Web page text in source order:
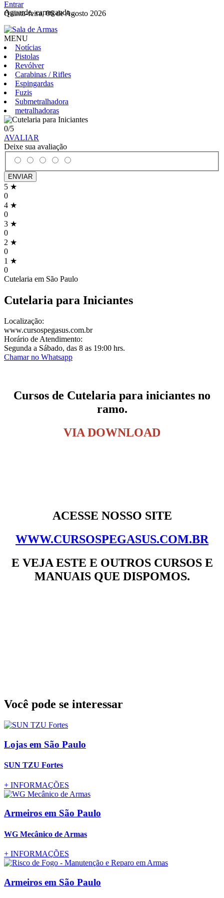
Aguarde, carregando...
Entrar
Quinta-feira, 06 de Agosto 2026
MENU
Notícias
Pistolas
Revólver
Carabinas / Rifles
Espingardas
Fuzis
Submetralhadora
metralhadoras
0/5
AVALIAR
Deixe sua avaliação
ENVIAR
5 ★
0
4 ★
0
3 ★
0
2 ★
0
1 ★
0
Cutelaria em São Paulo
Cutelaria para Iniciantes
Localização:
www.cursospegasus.com.br
Horário de Atendimento:
Segunda a Sábado, das 8 as 19:00 hrs.
Chamar no Whatsapp
Cursos de Cutelaria para iniciantes no
ramo.
VIA DOWNLOAD
ACESSE NOSSO SITE
WWW.CURSOSPEGASUS.COM.BR
E VEJA ESTE E OUTROS CURSOS E
MANUAIS QUE DISPOMOS.
Você pode se interessar
Lojas em São Paulo
SUN TZU Fortes
+ INFORMAÇÕES
Armeiros em São Paulo
WG Mecânico de Armas
+ INFORMAÇÕES
Armeiros em São Paulo